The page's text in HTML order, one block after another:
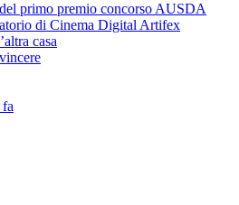
primo premio concorso AUSDA
di Cinema Digital Artifex
casa